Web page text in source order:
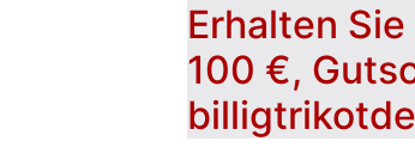
Erhalten
100 €,